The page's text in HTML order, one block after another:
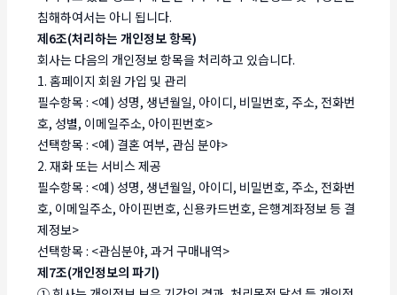
침해하여서는 아니 됩니다.
제6조(처리하는 개인정보 항목)
회사는 다음의 개인정보 항목을 처리하고 있습니다.
1. 홈페이지 회원 가입 및 관리
필수항목 : <예) 성명, 생년월일, 아이디, 비밀번호, 주소, 전화번
호, 성별, 이메일주소, 아이핀번호>
선택항목 : <예) 결혼 여부, 관심 분야>
2. 재화 또는 서비스 제공
필수항목 : <예) 성명, 생년월일, 아이디, 비밀번호, 주소, 전화번
호, 이메일주소, 아이핀번호, 신용카드번호, 은행계좌정보 등 결
제정보>
선택항목 : <관심분야, 과거 구매내역>
제7조(개인정보의 파기)